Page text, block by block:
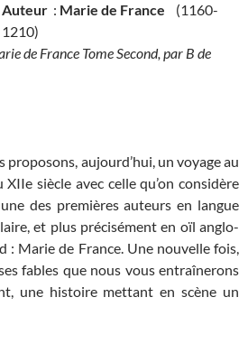
Auteur : Marie de France
(1160-
1210)
de France Tome Second, par B de
proposons, aujourd’hui, un voyage au
siècle avec celle qu’on considère
des premières auteurs en langue
et plus précisément en oïl anglo-
: Marie de France. Une nouvelle fois,
fables que nous vous entraînerons
une histoire mettant en scène un